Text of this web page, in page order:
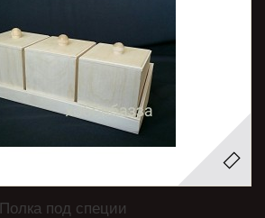
Полка под специи